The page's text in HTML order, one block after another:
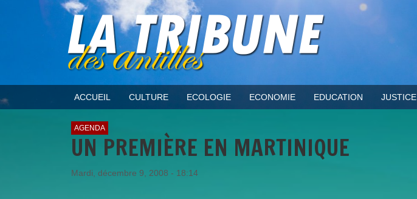
ACCUEIL CULTURE ECOLOGIE ECONOMIE EDUCATION JUSTICE
AGENDA
UN PREMIÈRE EN MARTINIQUE
Mardi, décembre 9, 2008 - 18:14